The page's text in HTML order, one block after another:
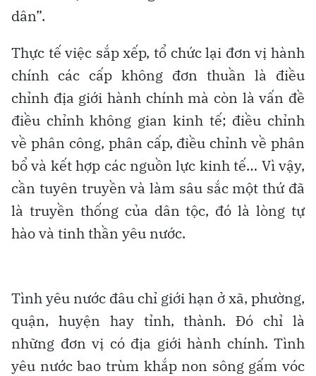
dân”.
Thực tế việc sắp xếp, tổ chức lại đơn vị hành
chính các cấp không đơn thuần là điều
chỉnh địa giới hành chính mà còn là vấn đề
điều chỉnh không gian kinh tế; điều chỉnh
về phân công, phân cấp, điều chỉnh về phân
bổ và kết hợp các nguồn lực kinh tế… Vì vậy,
cần tuyên truyền và làm sâu sắc một thứ đã
là truyền thống của dân tộc, đó là lòng tự
hào và tinh thần yêu nước.
Tình yêu nước đâu chỉ giới hạn ở xã, phường,
quận, huyện hay tỉnh, thành. Đó chỉ là
những đơn vị có địa giới hành chính. Tình
yêu nước bao trùm khắp non sông gấm vóc